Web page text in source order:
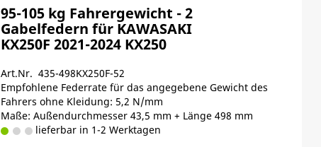
95-105 kg Fahrergewicht - 2
Gabelfedern für KAWASAKI
KX250F 2021-2024 KX250
Art.Nr. 435-498KX250F-52
Empfohlene Federrate für das angegebene Gewicht des
Fahrers ohne Kleidung: 5,2 N/mm
Maße: Außendurchmesser 43,5 mm + Länge 498 mm
lieferbar in 1-2 Werktagen